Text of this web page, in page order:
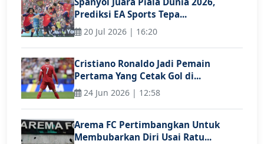
Prediksi EA Sports Tepa...
20 Jul 2026 | 16:20
Cristiano Ronaldo Jadi Pemain
Pertama Yang Cetak Gol di...
24 Jun 2026 | 12:58
Arema FC Pertimbangkan Untuk
Membubarkan Diri Usai Ratu...